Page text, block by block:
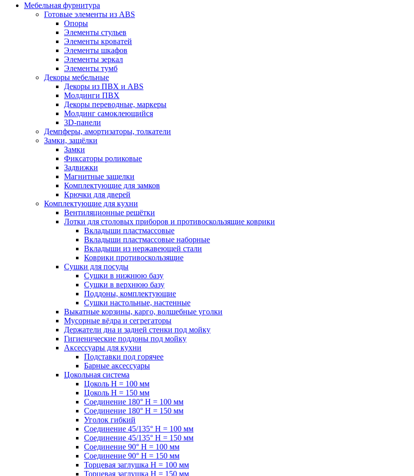
Мебельная фурнитура
Готовые элементы из ABS
Опоры
Элементы стульев
Элементы кроватей
Элементы шкафов
Элементы зеркал
Элементы тумб
Декоры мебельные
Декоры из ПВХ и ABS
Молдинги ПВХ
Декоры переводные, маркеры
Молдинг самоклеющийся
3D-панели
Демпферы, амортизаторы, толкатели
Замки, защёлки
Замки
Фиксаторы роликовые
Задвижки
Магнитные защелки
Комплектующие для замков
Крючки для дверей
Комплектующие для кухни
Вентиляционные решётки
Лотки для столовых приборов и противоскользящие коврики
Вкладыши пластмассовые
Вкладыши пластмассовые наборные
Вкладыши из нержавеющей стали
Коврики противоскользящие
Сушки для посуды
Сушки в нижнюю базу
Сушки в верхнюю базу
Поддоны, комплектующие
Сушки настольные, настенные
Выкатные корзины, карго, волшебные уголки
Мусорные вёдра и сегрегаторы
Держатели дна и задней стенки под мойку
Гигиенические поддоны под мойку
Аксессуары для кухни
Подставки под горячее
Барные аксессуары
Цокольная система
Цоколь H = 100 мм
Цоколь H = 150 мм
Соединение 180° H = 100 мм
Соединение 180° H = 150 мм
Уголок гибкий
Соединение 45/135° H = 100 мм
Соединение 45/135° H = 150 мм
Соединение 90° H = 100 мм
Соединение 90° H = 150 мм
Торцевая заглушка H = 100 мм
Торцевая заглушка H = 150 мм